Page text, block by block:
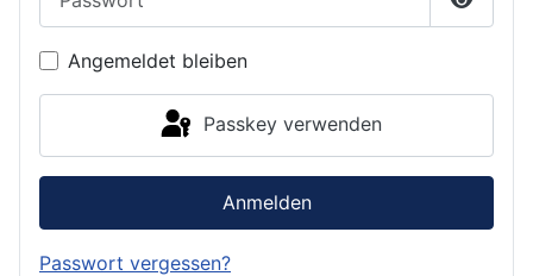
Angemeldet bleiben
Passkey verwenden
Anmelden
Passwort vergessen?